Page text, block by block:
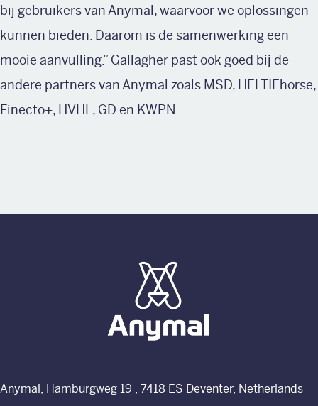
bij gebruikers van Anymal, waarvoor we oplossingen
kunnen bieden. Daarom is de samenwerking een
mooie aanvulling.” Gallagher past ook goed bij de
andere partners van Anymal zoals MSD, HELTIEhorse,
Finecto+, HVHL, GD en KWPN.
Anymal, Hamburgweg 19 , 7418 ES Deventer, Netherlands